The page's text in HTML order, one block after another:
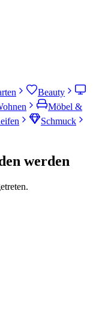
Beauty
Möbel &
Schmuck
werden